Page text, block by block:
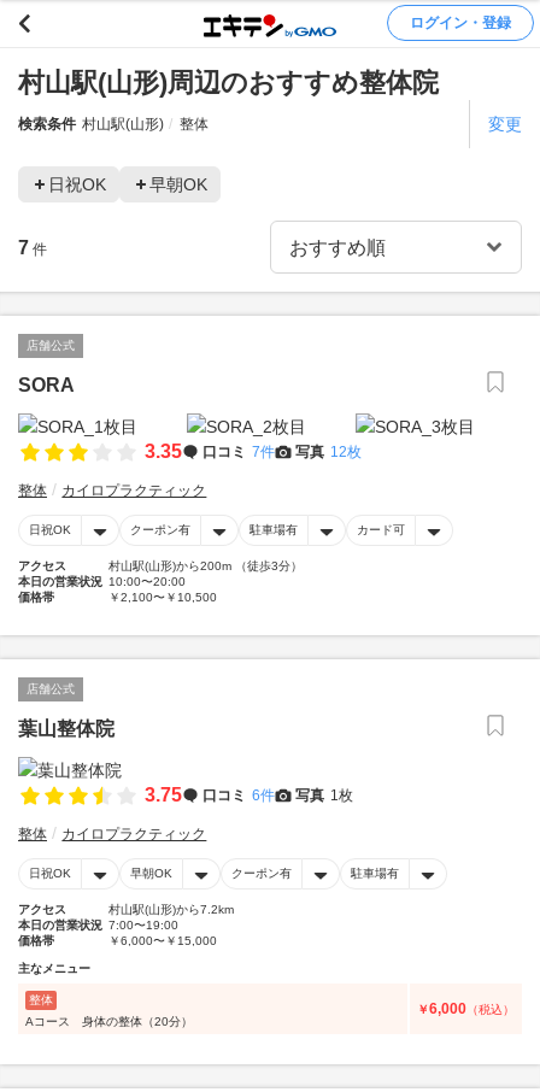
ログイン・登録
村山駅(山形)周辺のおすすめ整体院
検索条件 村山駅(山形) 整体 変更
日祝OK 早朝OK
7 件
店舗公式
SORA
3.35 口コミ 7件 写真 12枚
整体 カイロプラクティック
日祝OK クーポン有 駐車場有 カード可
アクセス
村山駅(山形)から200m （徒歩3分）
本日の営業状況 10:00〜20:00
価格帯
￥2,100〜￥10,500
店舗公式
葉山整体院
3.75 口コミ 6件 写真 1枚
整体 カイロプラクティック
日祝OK 早朝OK クーポン有 駐車場有
アクセス
村山駅(山形)から7.2km
本日の営業状況 7:00〜19:00
価格帯
￥6,000〜￥15,000
主なメニュー
整体
Aコース 身体の整体（20分）
￥6,000 （税込）